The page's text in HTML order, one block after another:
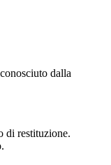
dalla
di restituzione.